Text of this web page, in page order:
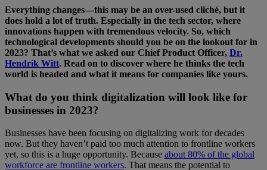
Everything changes—this may be an over-used cliché, but it
does hold a lot of truth. Especially in the tech sector, where
innovations happen with tremendous velocity. So, which
technological developments should you be on the lookout for in
2023? That’s what we asked our Chief Product Officer, Dr.
Hendrik Witt. Read on to discover where he thinks the tech
world is headed and what it means for companies like yours.
What do you think digitalization will look like for
businesses in 2023?
Businesses have been focusing on digitalizing work for decades
now. But they haven’t paid too much attention to frontline workers
yet, so this is a huge opportunity. Because about 80% of the global
workforce are frontline workers. That means the potential to